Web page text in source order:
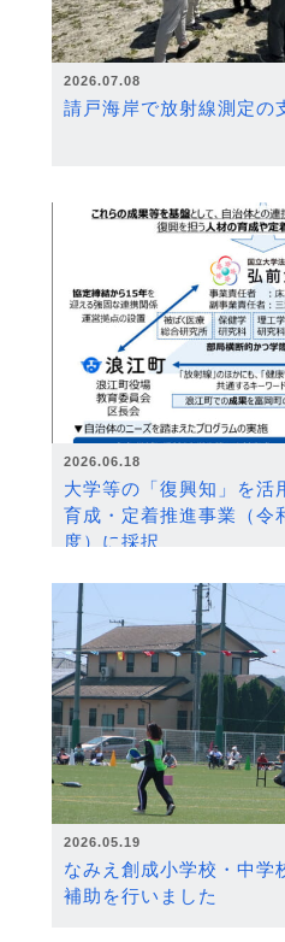
2026.07.08
請戸海岸で放射線測定の
2026.06.18
大学等の「復興知」を活
育成・定着推進事業（令
度）に採択
2026.05.19
なみえ創成小学校・中学
補助を行いました